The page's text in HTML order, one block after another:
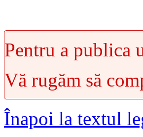
Pentru a publica
Vă rugăm să
Înapoi la textul